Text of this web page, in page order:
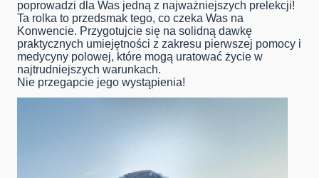
poprowadzi dla Was jedną z najważniejszych prelekcji!
Ta rolka to przedsmak tego, co czeka Was na
Konwencie. Przygotujcie się na solidną dawkę
praktycznych umiejętności z zakresu pierwszej pomocy i
medycyny polowej, które mogą uratować życie w
najtrudniejszych warunkach.
Nie przegapcie jego wystąpienia!